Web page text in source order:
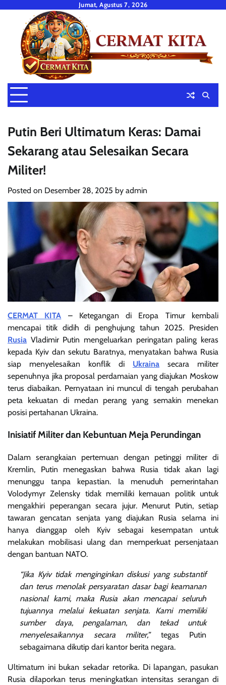
content
Jumat, Agustus 7, 2026
Putin Beri Ultimatum Keras: Damai
Sekarang atau Selesaikan Secara
Militer!
Posted on Desember 28, 2025 by admin
CERMAT KITA – Ketegangan di Eropa Timur kembali
mencapai titik didih di penghujung tahun 2025. Presiden
Rusia Vladimir Putin mengeluarkan peringatan paling keras
kepada Kyiv dan sekutu Baratnya, menyatakan bahwa Rusia
siap menyelesaikan konflik di Ukraina secara militer
sepenuhnya jika proposal perdamaian yang diajukan Moskow
terus diabaikan. Pernyataan ini muncul di tengah perubahan
peta kekuatan di medan perang yang semakin menekan
posisi pertahanan Ukraina.
Inisiatif Militer dan Kebuntuan Meja Perundingan
Dalam serangkaian pertemuan dengan petinggi militer di
Kremlin, Putin menegaskan bahwa Rusia tidak akan lagi
menunggu tanpa kepastian. Ia menuduh pemerintahan
Volodymyr Zelensky tidak memiliki kemauan politik untuk
mengakhiri peperangan secara jujur. Menurut Putin, setiap
tawaran gencatan senjata yang diajukan Rusia selama ini
hanya dianggap oleh Kyiv sebagai kesempatan untuk
melakukan mobilisasi ulang dan memperkuat persenjataan
dengan bantuan NATO.
“Jika Kyiv tidak menginginkan diskusi yang substantif
dan terus menolak persyaratan dasar bagi keamanan
nasional kami, maka Rusia akan mencapai seluruh
tujuannya melalui kekuatan senjata. Kami memiliki
sumber daya, pengalaman, dan tekad untuk
menyelesaikannya secara militer,”tegas Putin
sebagaimana dikutip dari kantor berita negara.
Ultimatum ini bukan sekadar retorika. Di lapangan, pasukan
Rusia dilaporkan terus meningkatkan intensitas serangan di